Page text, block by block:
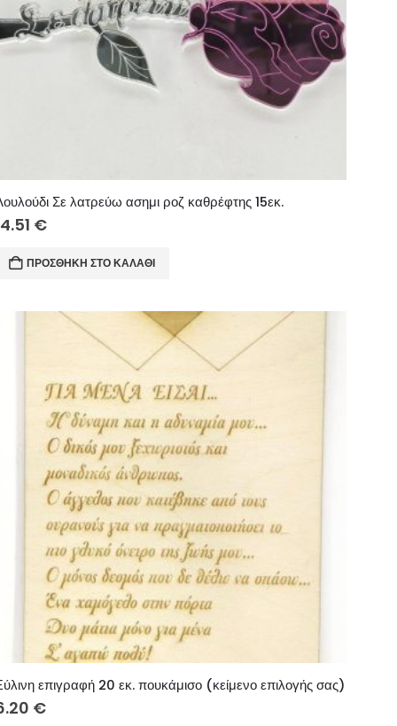
Σε λατρεύω ασημι ροζ καθρέφτης 15εκ.
€
ΠΡΟΣΘΉΚΗ ΣΤΟ ΚΑΛΆΘΙ
επιγραφή 20 εκ. πουκάμισο (κείμενο επιλογής σας)
€